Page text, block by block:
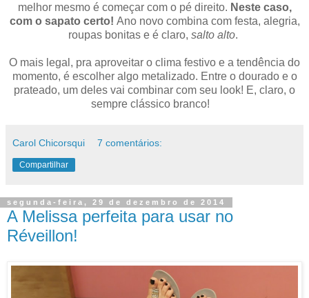
melhor mesmo é começar com o pé direito. Neste caso,
com o sapato certo! Ano novo combina com festa, alegria,
roupas bonitas e é claro, salto alto.
O mais legal, pra aproveitar o clima festivo e a tendência do
momento, é escolher algo metalizado. Entre o dourado e o
prateado, um deles vai combinar com seu look! E, claro, o
sempre clássico branco!
Carol Chicorsqui 7 comentários:
Compartilhar
segunda-feira, 29 de dezembro de 2014
A Melissa perfeita para usar no
Réveillon!